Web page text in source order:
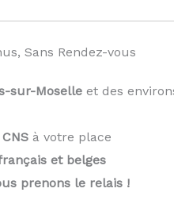
Sans Rendez-vous
sur-Moselleet des
à votre place
et belges
prenons le relais !️